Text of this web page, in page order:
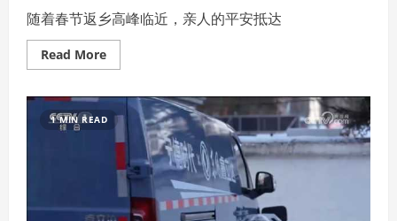
随着春节返乡高峰临近，亲人的平安抵达
Read MoreRead
more
为
乾
崑
智
ADS
V4.1
推
1 MIN READ